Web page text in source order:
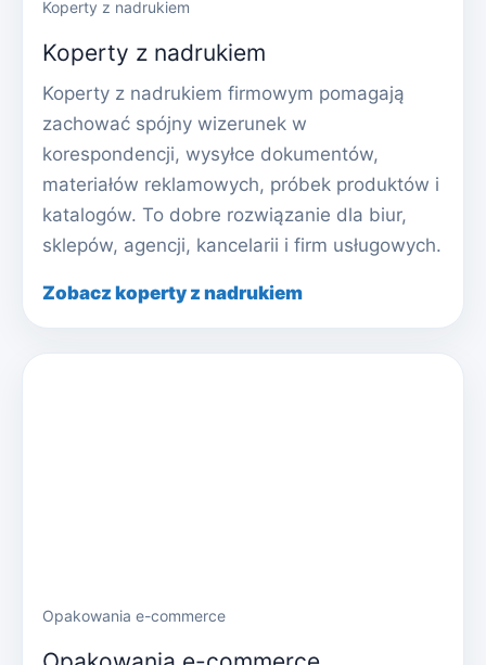
Koperty z nadrukiem
Koperty z nadrukiem
Koperty z nadrukiem firmowym pomagają
zachować spójny wizerunek w
korespondencji, wysyłce dokumentów,
materiałów reklamowych, próbek produktów i
katalogów. To dobre rozwiązanie dla biur,
sklepów, agencji, kancelarii i firm usługowych.
Zobacz koperty z nadrukiem
Opakowania e-commerce